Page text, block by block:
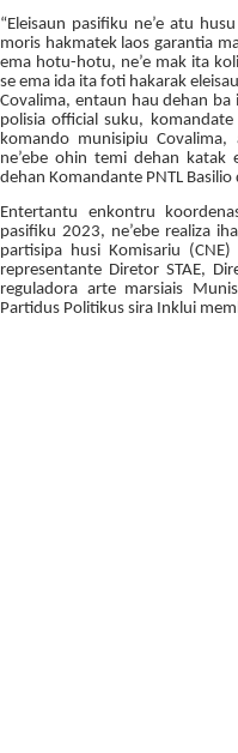
“Eleisaun pasifiku ne’e atu
moris hakmatek laos garantia
ema hotu-hotu, ne’e mak ita
se ema ida ita foti hakarak
Covalima, entaun hau dehan
polisia official suku,
komando munisipiu
ne’ebe ohin temi dehan katak
dehan Komandante PNTL Basilio
Entertantu enkontru
pasifiku 2023, ne’ebe realiza
partisipa husi Komisariu
representante Diretor STAE,
reguladora arte marsiais
Partidus Politikus sira Inklui